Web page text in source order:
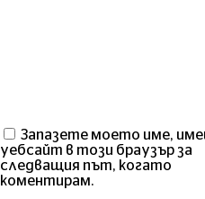
Запазете моето име,
уебсайт в този браузър за
следващия път, когато
коментирам.